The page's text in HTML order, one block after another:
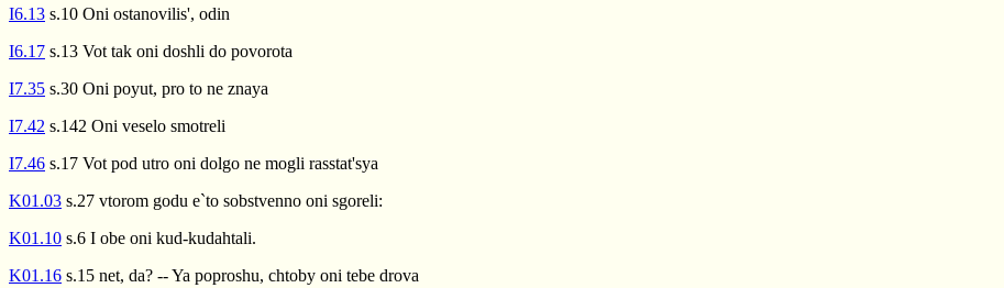
I6.13 s.10 Oni ostanovilis', odin
I6.17 s.13 Vot tak oni doshli do povorota
I7.35 s.30 Oni poyut, pro to ne znaya
I7.42 s.142 Oni veselo smotreli
I7.46 s.17 Vot pod utro oni dolgo ne mogli rasstat'sya
K01.03 s.27 vtorom godu e`to sobstvenno oni sgoreli:
K01.10 s.6 I obe oni kud-kudahtali.
K01.16 s.15 net, da? -- Ya poproshu, chtoby oni tebe drova